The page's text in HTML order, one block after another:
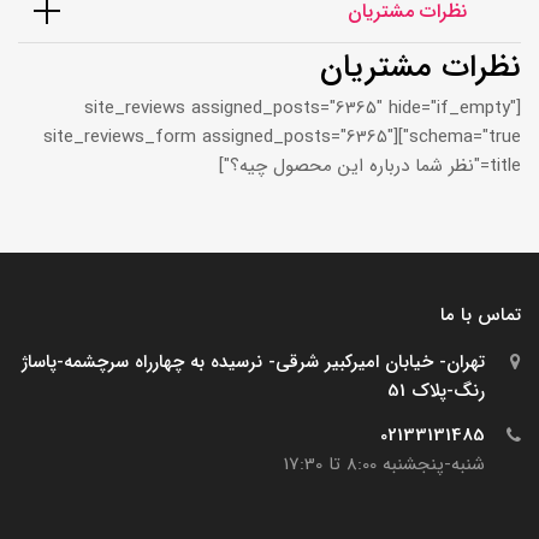
نظرات مشتریان
نظرات مشتریان
[site_reviews assigned_posts="6365" hide="if_empty"
schema="true"][site_reviews_form assigned_posts="6365"
title="نظر شما درباره این محصول چیه؟"]
تماس با ما
تهران- خیابان امیرکبیر شرقی- نرسیده به چهارراه سرچشمه-پاساژ
رنگ-پلاک 51
02133131485
شنبه-پنجشنبه 8:00 تا 17:30